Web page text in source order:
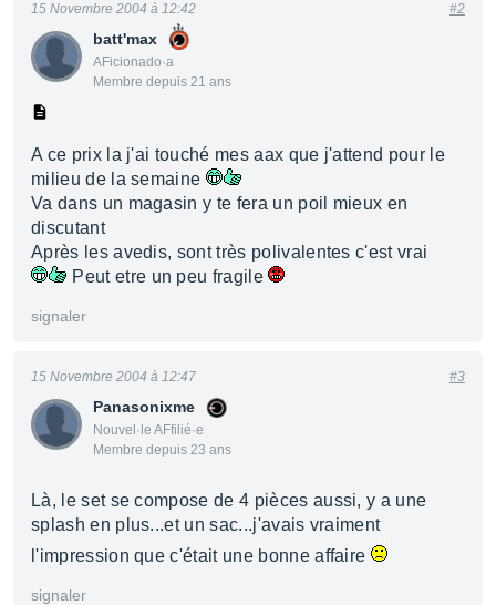
batt'max
AFicionado·a
Membre depuis 21 ans
15 Novembre 2004 à 12:42 #2
A ce prix la j'ai touché mes aax que j'attend pour le
milieu de la semaine
Va dans un magasin y te fera un poil mieux en
discutant
Après les avedis, sont très polivalentes c'est vrai
Peut etre un peu fragile
signaler
Panasonixme
Nouvel·le AFfilié·e
Membre depuis 23 ans
15 Novembre 2004 à 12:47 #3
Là, le set se compose de 4 pièces aussi, y a une
splash en plus...et un sac...j'avais vraiment
l'impression que c'était une bonne affaire
signaler